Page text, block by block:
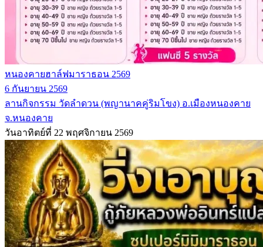
หนองคายฮาล์ฟมาราธอน 2569
6 กันยายน 2569
ลานกิจกรรม วัดลำดวน (พญานาคคู่ริมโขง) อ.เมืองหนองคาย
จ.หนองคาย
วันอาทิตย์ที่ 22 พฤศจิกายน 2569